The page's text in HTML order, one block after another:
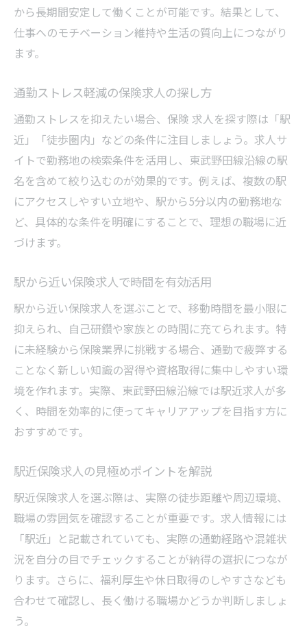
から長期間安定して働くことが可能です。結果として、
仕事へのモチベーション維持や生活の質向上につながり
ます。
通勤ストレス軽減の保険求人の探し方
通勤ストレスを抑えたい場合、保険 求人を探す際は「駅
近」「徒歩圏内」などの条件に注目しましょう。求人サ
イトで勤務地の検索条件を活用し、東武野田線沿線の駅
名を含めて絞り込むのが効果的です。例えば、複数の駅
にアクセスしやすい立地や、駅から5分以内の勤務地な
ど、具体的な条件を明確にすることで、理想の職場に近
づけます。
駅から近い保険求人で時間を有効活用
駅から近い保険求人を選ぶことで、移動時間を最小限に
抑えられ、自己研鑽や家族との時間に充てられます。特
に未経験から保険業界に挑戦する場合、通勤で疲弊する
ことなく新しい知識の習得や資格取得に集中しやすい環
境を作れます。実際、東武野田線沿線では駅近求人が多
く、時間を効率的に使ってキャリアアップを目指す方に
おすすめです。
駅近保険求人の見極めポイントを解説
駅近保険求人を選ぶ際は、実際の徒歩距離や周辺環境、
職場の雰囲気を確認することが重要です。求人情報には
「駅近」と記載されていても、実際の通勤経路や混雑状
況を自分の目でチェックすることが納得の選択につなが
ります。さらに、福利厚生や休日取得のしやすさなども
合わせて確認し、長く働ける職場かどうか判断しましょ
う。